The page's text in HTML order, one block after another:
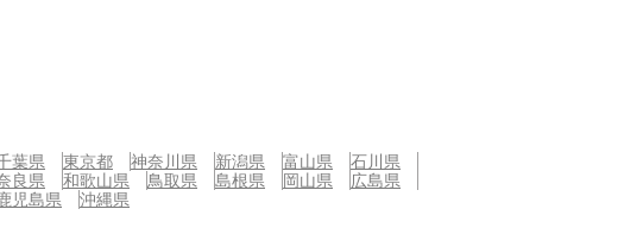
葉県 東京都 神奈川県 新潟県 富山県
石川県
良県 和歌山県 鳥取県 島根県 岡山県
広島県
児島県 沖縄県